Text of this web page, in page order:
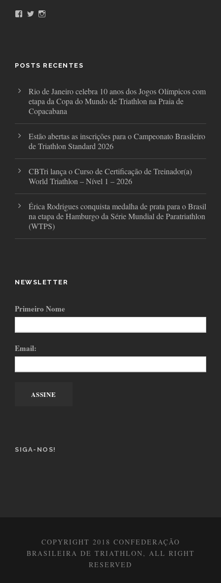
k
T
a
POSTS RECENTES
Rio de Janeiro celebra 10 anos dos Jogos Olímpicos com
etapa da Copa do Mundo de Triathlon na Praia de
Copacabana
Estão abertas as inscrições para o Campeonato Brasileiro
de Triathlon Standard 2026
CBTri lança o Curso de Certificação de Treinador(a)
World Triathlon – Nível 1 – 2026
Érica Rodrigues conquista medalha de prata para o Brasil
na etapa de Hamburgo da Série Mundial de Paratriathlon
(WTPS)
NEWSLETTER
Primeiro Nome
Email:
SIGA-NOS!
COPYRIGHT 2018 CONFEDERAÇÃO
BRASILEIRA DE TRIATHLON, ALL RIGHT
RESERVED